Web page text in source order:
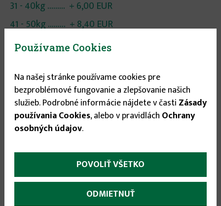
31 - 40kg ......... + 6,00 EUR
41 - 50kg ......... + 8,40 EUR
51 - 60kg ......... + 10,80 EUR
71 - 80 kg ......... + 16,80 EUR
81 - 90 kg ........ + 19,20 EUR
91 - 100 kg ...... + 21,60 EUR
Používame Cookies
Na našej stránke používame cookies pre
bezproblémové fungovanie a zlepšovanie našich
služieb. Podrobné informácie nájdete v časti Zásady
používania Cookies, alebo v pravidlách Ochrany
osobných údajov.
POVOLIŤ VŠETKO
ODMIETNUŤ